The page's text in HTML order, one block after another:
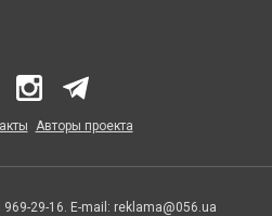
Авторы проекта
29-16. E-mail: reklama@056.ua